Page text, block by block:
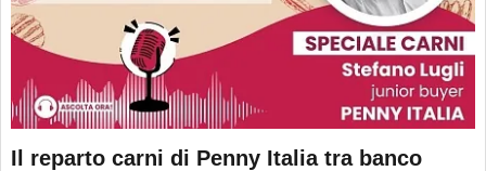
Il reparto carni di Penny Italia tra banco